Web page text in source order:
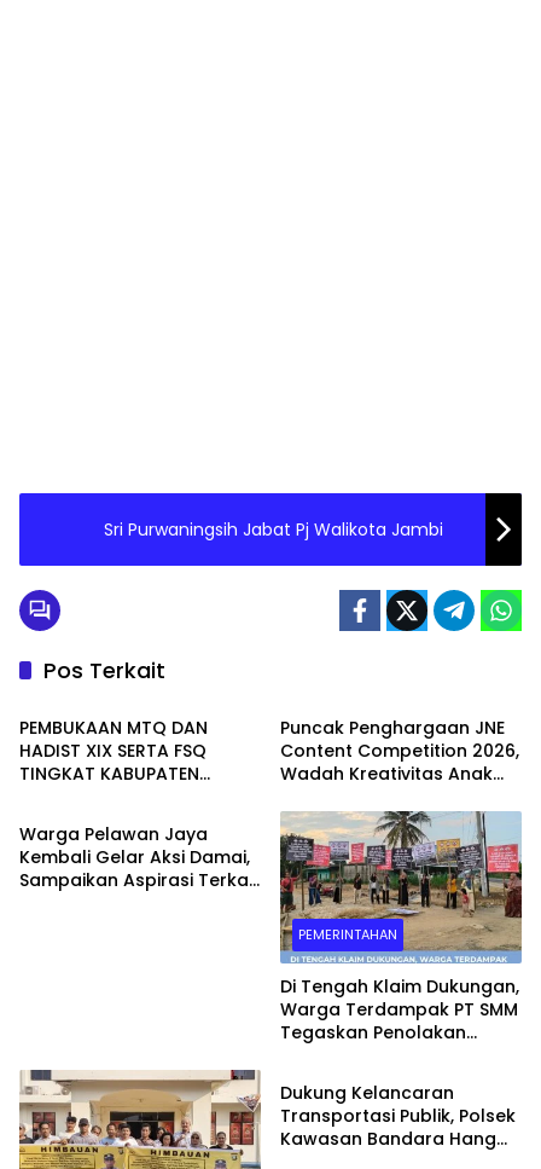
Sri Purwaningsih Jabat Pj Walikota Jambi
Pos Terkait
Seruyan
PEMBUKAAN MTQ DAN
HADIST XIX SERTA FSQ
TINGKAT KABUPATEN
KEJARI SERUYAN
Puncak Penghargaan JNE
Content Competition 2026,
Wadah Kreativitas Anak
WAHANA
Warga Pelawan Jaya
Kembali Gelar Aksi Damai,
Sampaikan Aspirasi Terkait
PEMERINTAHAN
Di Tengah Klaim Dukungan,
Warga Terdampak PT SMM
Tegaskan Penolakan
Dampaknya”
Batam
Dukung Kelancaran
Transportasi Publik, Polsek
Kawasan Bandara Hang